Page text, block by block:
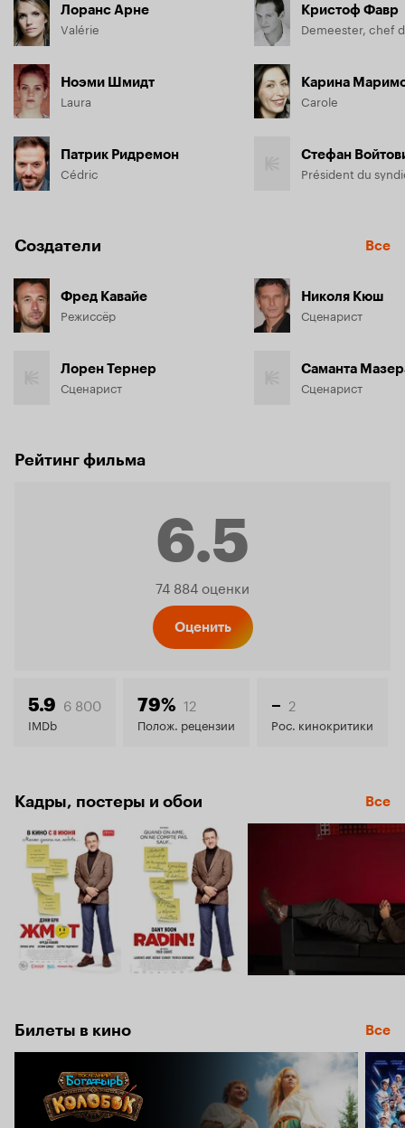
Лоранс Арне
Valérie
Ноэми Шмидт
Laura
Патрик Ридремон
Cédric
Кристоф Фавр
Demeester, chef
Карина
Carole
Стефан
Создатели Все
Фред Кавайе
Режиссёр
Лорен Тернер
Сценарист
Николя Кюш
Сценарист
Саманта
Сценарист
Рейтинг фильма
6.5
Рейтинг
6.5
74 884 оценки
Оценить
5.9 6 800
IMDb
79% 12
Полож. рецензии
– 2
Рос. кинокритики
Кадры, постеры и обои Все
Билеты в кино Все